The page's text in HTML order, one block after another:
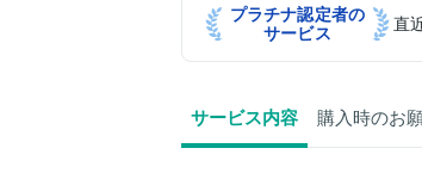
プラチナ認定者の
サービス
直
サービス内容 購入時のお